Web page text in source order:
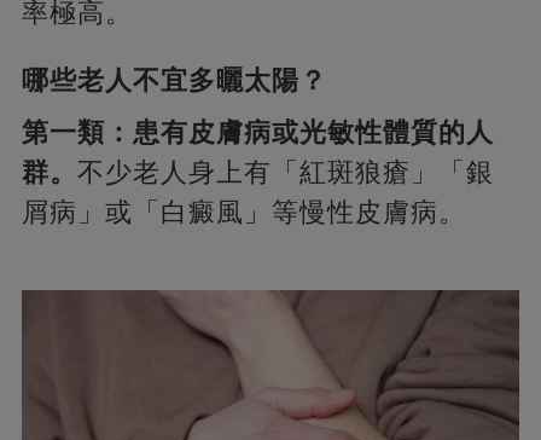
率極高。
哪些老人不宜多曬太陽？
第一類：患有皮膚病或光敏性體質的人
群。 不少老人身上有「紅斑狼瘡」「銀
屑病」或「白癜風」等慢性皮膚病。